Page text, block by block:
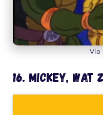
Via
16. Mickey, wat